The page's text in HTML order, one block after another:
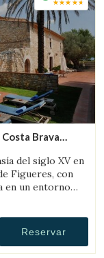
Brava
del siglo XV en
Figueres, con
en un entorno
Reservar